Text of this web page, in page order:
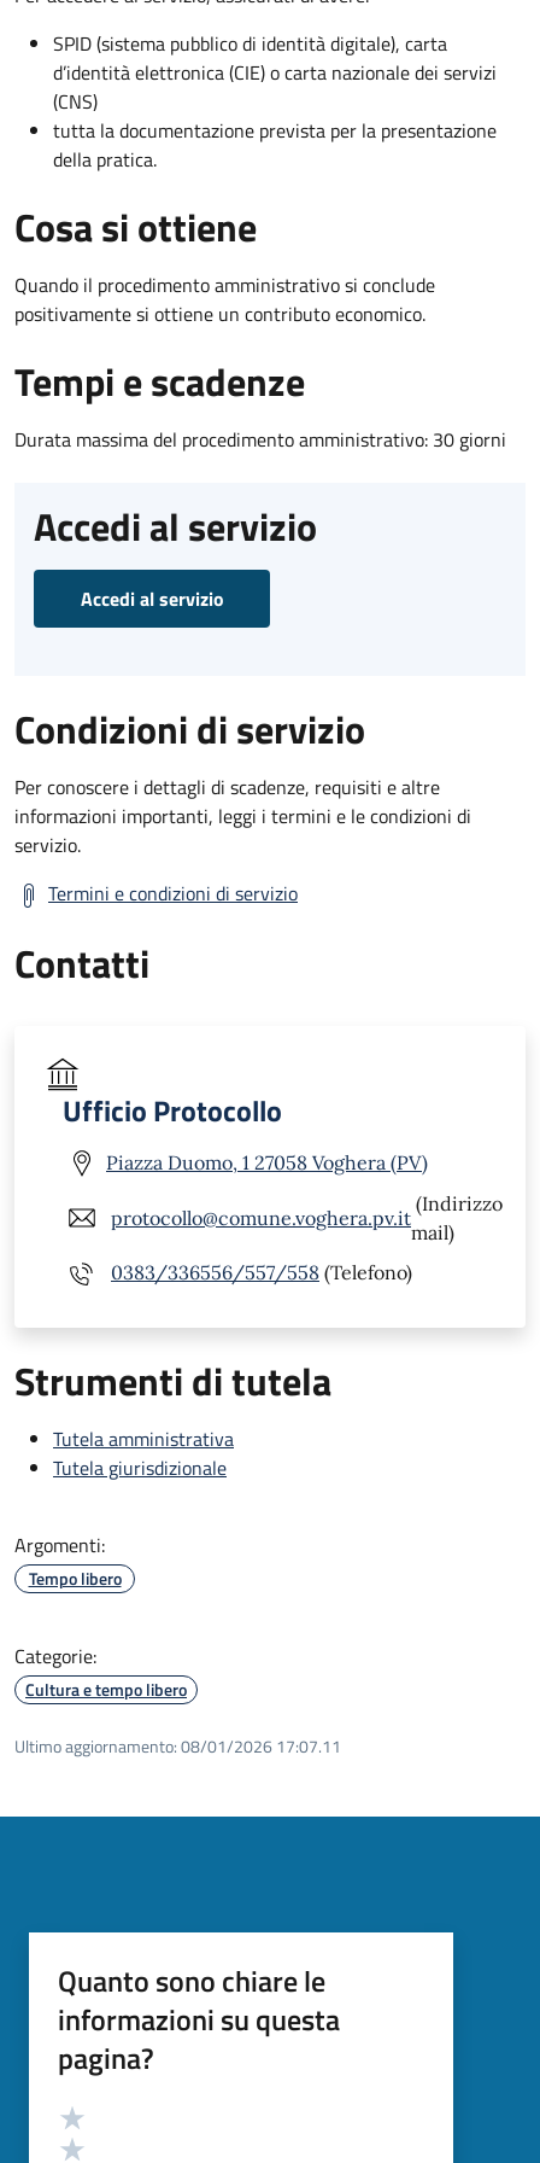
SPID (sistema pubblico di identità digitale), carta
d’identità elettronica (CIE) o carta nazionale dei servizi
(CNS)
tutta la documentazione prevista per la presentazione
della pratica.
Cosa si ottiene
Quando il procedimento amministrativo si conclude
positivamente si ottiene un contributo economico.
Tempi e scadenze
Durata massima del procedimento amministrativo: 30 giorni
Accedi al servizio
Accedi al servizio
Condizioni di servizio
Per conoscere i dettagli di scadenze, requisiti e altre
informazioni importanti, leggi i termini e le condizioni di
servizio.
Termini e condizioni di servizio
Contatti
Ufficio Protocollo
Piazza Duomo, 1 27058 Voghera (PV)
protocollo@comune.voghera.pv.it
(Indirizzo
mail)
0383/336556/557/558 (Telefono)
Strumenti di tutela
Tutela amministrativa
Tutela giurisdizionale
Argomenti:
Tempo libero
Categorie:
Cultura e tempo libero
Ultimo aggiornamento:08/01/2026 17:07.11
Quanto sono chiare le
informazioni su questa
pagina?
Valutazione